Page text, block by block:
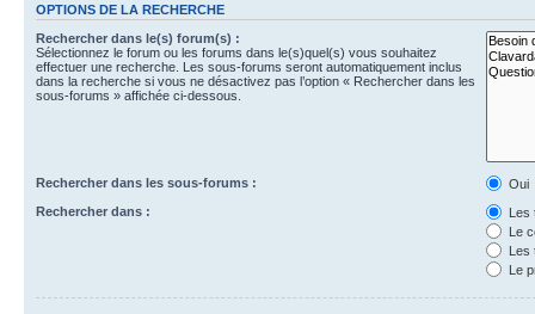
OPTIONS DE LA RECHERCHE
Rechercher dans le(s) forum(s) :
Sélectionnez le forum ou les forums dans le(s)quel(s) vous souhaitez
effectuer une recherche. Les sous-forums seront automatiquement inclus
dans la recherche si vous ne désactivez pas l’option « Rechercher dans les
sous-forums » affichée ci-dessous.
Rechercher dans les sous-forums :
Oui
Rechercher dans :
Les
Le
Les
Le